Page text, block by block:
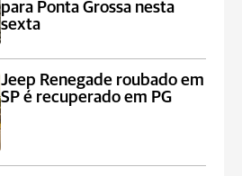
para Ponta Grossa nesta
sexta
Jeep Renegade roubado em
SP é recuperado em PG